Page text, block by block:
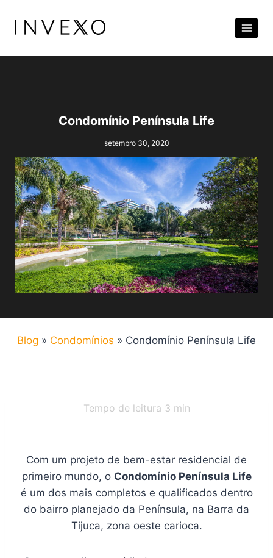
para
Conteúdo
Condomínio Península Life
setembro 30, 2020
Blog » Condomínios » Condomínio Península Life
Tempo de leitura 3 min
Com um projeto de bem-estar residencial de
primeiro mundo, o Condomínio Península Life
é um dos mais completos e qualificados dentro
do bairro planejado da Península, na Barra da
Tijuca, zona oeste carioca.